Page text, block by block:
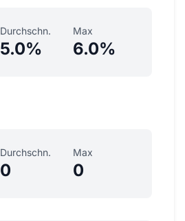
Durchschn.
5.0%
Max
6.0%
Durchschn.
0
Max
0